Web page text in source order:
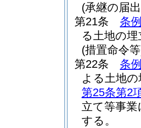
(承継の届
第21条
条
る土地の
(措置命令
第22条
条
よる土地
第25条第2
立て等事
する。